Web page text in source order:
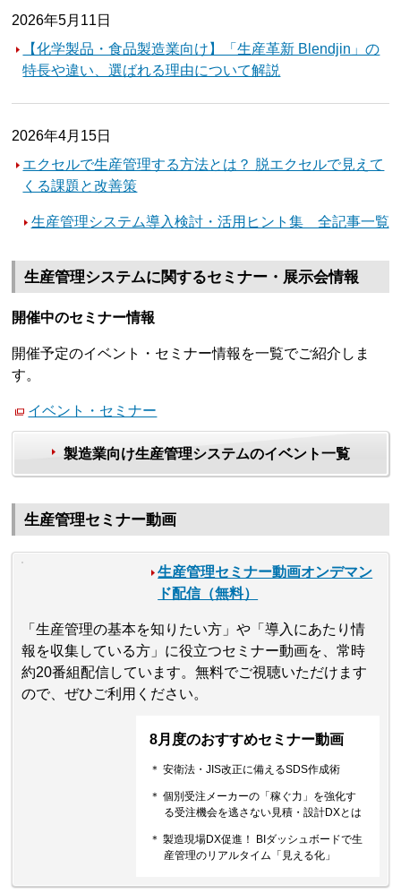
2026年5月11日
【化学製品・食品製造業向け】「生産革新 Blendjin」の
特長や違い、選ばれる理由について解説
2026年4月15日
エクセルで生産管理する方法とは？ 脱エクセルで見えて
くる課題と改善策
生産管理システム導入検討・活用ヒント集 全記事一覧
生産管理システムに関するセミナー・展示会情報
開催中のセミナー情報
開催予定のイベント・セミナー情報を一覧でご紹介しま
す。
イベント・セミナー
製造業向け生産管理システムのイベント一覧
生産管理セミナー動画
生産管理セミナー動画オンデマン
ド配信（無料）
「生産管理の基本を知りたい方」や「導入にあたり情
報を収集している方」に役立つセミナー動画を、常時
約20番組配信しています。無料でご視聴いただけます
ので、ぜひご利用ください。
8月度のおすすめセミナー動画
＊ 安衛法・JIS改正に備えるSDS作成術
＊ 個別受注メーカーの「稼ぐ力」を強化す
る受注機会を逃さない見積・設計DXとは
＊ 製造現場DX促進！ BIダッシュボードで生
産管理のリアルタイム「見える化」